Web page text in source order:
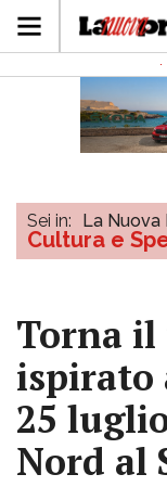
Sei in: La Nuova
Cultura e
Torna il
ispirato
25
Nord al